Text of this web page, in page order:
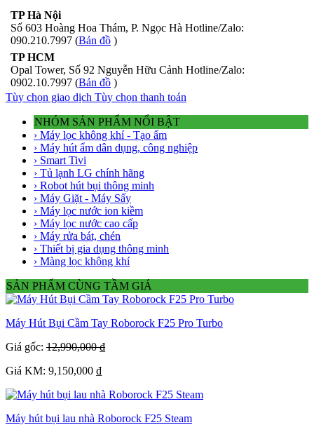
TP Hà Nội
Số 603 Hoàng Hoa Thám, P. Ngọc Hà Hotline/Zalo:
090.210.7997 (Bản đồ )
TP HCM
Opal Tower, Số 92 Nguyễn Hữu Cảnh Hotline/Zalo:
0902.10.7997 (Bản đồ )
Tùy chọn giao dịch Tùy chọn thanh toán
NHÓM SẢN PHẨM NỔI BẬT
› Máy lọc không khí - Tạo ẩm
› Máy hút ẩm dân dụng, công nghiệp
› Smart Tivi
› Tủ lạnh LG chính hãng
› Robot hút bụi thông minh
› Máy Giặt - Máy Sấy
› Máy lọc nước ion kiềm
› Máy lọc nước cao cấp
› Máy rửa bát, chén
› Thiết bị gia dụng thông minh
› Màng lọc không khí
SẢN PHẨM CÙNG TẦM GIÁ
Máy Hút Bụi Cầm Tay Roborock F25 Pro Turbo
Giá gốc: 12,990,000 ₫
Giá KM: 9,150,000 ₫
Máy hút bụi lau nhà Roborock F25 Steam